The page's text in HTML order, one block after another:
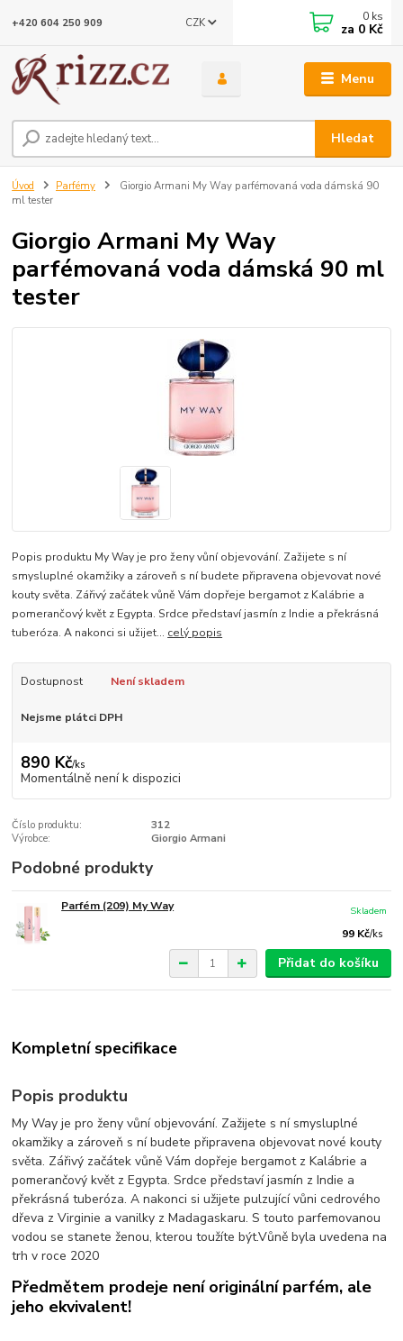
Menu
CZK
Hledat
+420 604 250 909 0 ks
za 0 Kč
Úvod Parfémy
Giorgio Armani My Way parfémovaná voda dámská 90
ml tester
Giorgio Armani My Way
parfémovaná voda dámská 90 ml
tester
Popis produktu My Way je pro ženy vůní objevování. Zažijete s ní
smysluplné okamžiky a zároveň s ní budete připravena objevovat nové
kouty světa. Zářivý začátek vůně Vám dopřeje bergamot z Kalábrie a
pomerančový květ z Egypta. Srdce představí jasmín z Indie a překrásná
tuberóza. A nakonci si užijet... celý popis
Dostupnost Není skladem
Nejsme plátci DPH
890 Kč/ks
Momentálně není k dispozici
Číslo produktu:
312
Výrobce:
Giorgio Armani
Podobné produkty
Parfém (209) My Way
99 Kč/ks
Skladem
Přidat do košíku
Kompletní specifikace
Popis produktu
My Way je pro ženy vůní objevování. Zažijete s ní smysluplné
okamžiky a zároveň s ní budete připravena objevovat nové kouty
světa. Zářivý začátek vůně Vám dopřeje bergamot z Kalábrie a
pomerančový květ z Egypta. Srdce představí jasmín z Indie a
překrásná tuberóza. A nakonci si užijete pulzující vůni cedrového
dřeva z Virginie a vanilky z Madagaskaru. S touto parfemovanou
vodou se stanete ženou, kterou toužíte být.Vůně byla uvedena na
trh v roce 2020
Předmětem prodeje není originální parfém, ale
jeho ekvivalent!